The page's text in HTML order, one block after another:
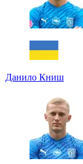
Данило Книш